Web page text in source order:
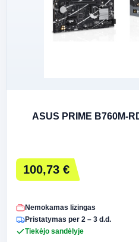
ASUS PRIME B760M-
100,73 €
Nemokamas lizingas
Pristatymas per 2 – 3 d.d.
Tiekėjo sandėlyje